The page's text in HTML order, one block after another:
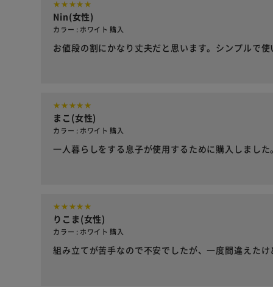
Nin(女性)
カラー : ホワイト 購入
お値段の割にかなり丈夫だと思います。シンプルで
まこ(女性)
カラー : ホワイト 購入
一人暮らしをする息子が使用するために購入しまし
りこま(女性)
カラー : ホワイト 購入
組み立てが苦手なので不安でしたが、一度間違えた